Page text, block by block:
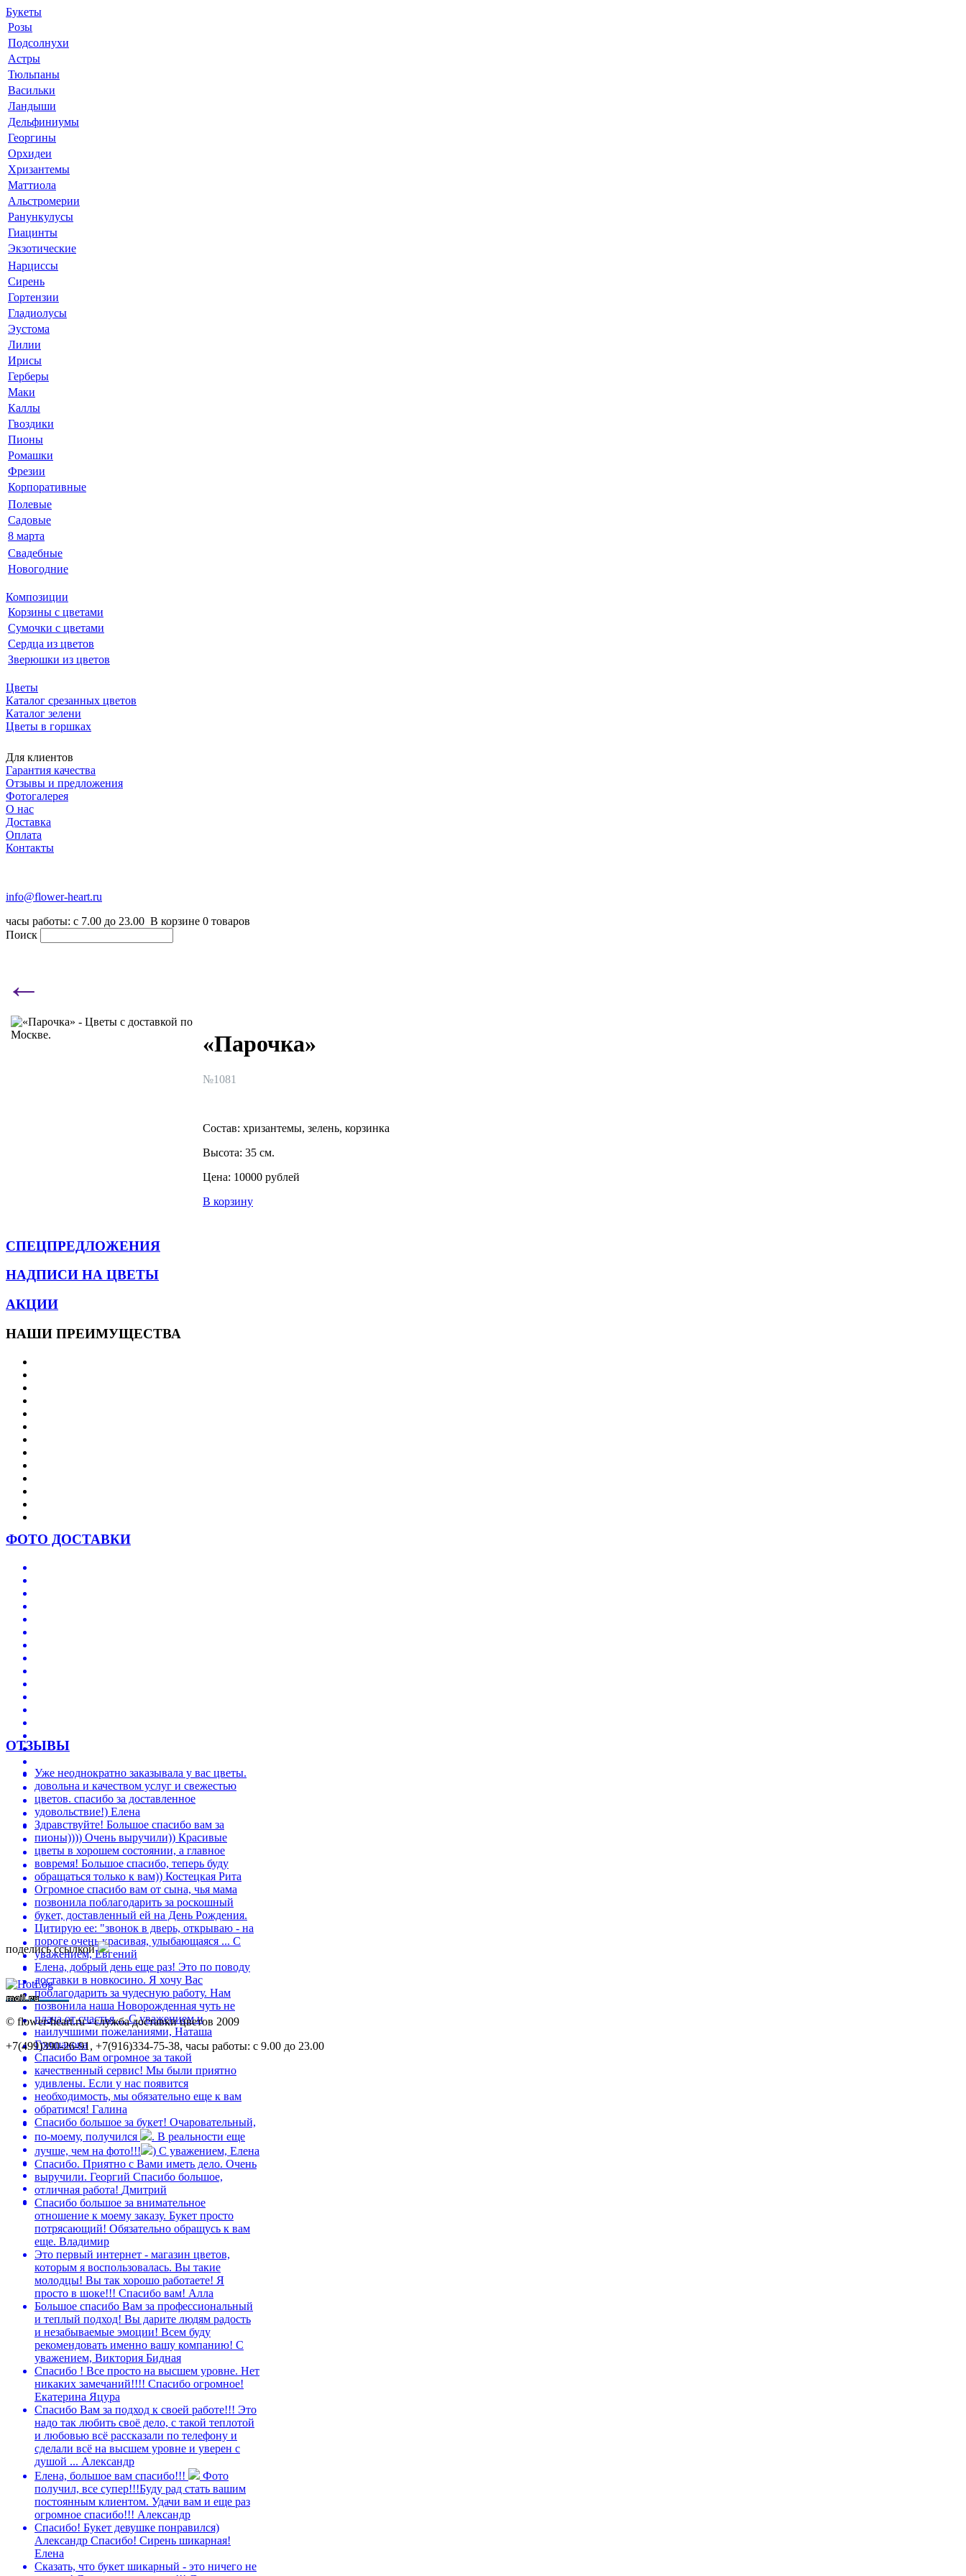
Букеты
Розы
Подсолнухи
Астры
Тюльпаны
Васильки
Ландыши
Дельфиниумы
Георгины
Орхидеи
Хризантемы
Маттиола
Альстромерии
Ранункулусы
Гиацинты
Экзотические
Нарциссы
Сирень
Гортензии
Гладиолусы
Эустома
Лилии
Ирисы
Герберы
Маки
Каллы
Гвоздики
Пионы
Ромашки
Фрезии
Корпоративные
Полевые
Садовые
8 марта
Свадебные
Новогодние
Композиции
Корзины с цветами
Сумочки с цветами
Сердца из цветов
Зверюшки из цветов
Цветы
Каталог срезанных цветов
Каталог зелени
Цветы в горшках
Для клиентов
Гарантия качества
Отзывы и предложения
Фотогалерея
О нас
Доставка
Оплата
Контакты
info@flower-heart.ru
часы работы: с 7.00 до 23.00 В корзине 0 товаров
Поиск
←
«Парочка»
№1081
Состав: хризантемы, зелень, корзинка
Высота: 35 см.
Цена: 10000 рублей
В корзину
СПЕЦПРЕДЛОЖЕНИЯ
НАДПИСИ НА ЦВЕТЫ
АКЦИИ
НАШИ ПРЕИМУЩЕСТВА
ФОТО ДОСТАВКИ
ОТЗЫВЫ
Уже неоднократно заказывала у вас цветы.
довольна и качеством услуг и свежестью
цветов. спасибо за доставленное
удовольствие!) Елена
Здравствуйте! Большое спасибо вам за
пионы)))) Очень выручили)) Красивые
цветы в хорошем состоянии, а главное
вовремя! Большое спасибо, теперь буду
обращаться только к вам)) Костецкая Рита
Огромное спасибо вам от сына, чья мама
позвонила поблагодарить за роскошный
букет, доставленный ей на День Рождения.
Цитирую ее: "звонок в дверь, открываю - на
пороге очень красивая, улыбающаяся ... С
уважением, Евгений
Елена, добрый день еще раз! Это по поводу
доставки в новкосино. Я хочу Вас
поблагодарить за чудесную работу. Нам
позвонила наша Новорожденная чуть не
плача от счастья ... С уважением и
наилучшими пожеланиями, Наташа
Гришакова
Спасибо Вам огромное за такой
качественный сервис! Мы были приятно
удивлены. Если у нас появится
необходимость, мы обязательно еще к вам
обратимся! Галина
Спасибо большое за букет! Очаровательный,
по-моему, получился
. В реальности еще
лучше, чем на фото!!!
) С уважением, Елена
Спасибо. Приятно с Вами иметь дело. Очень
выручили. Георгий Спасибо большое,
отличная работа! Дмитрий
Спасибо большое за внимательное
отношение к моему заказу. Букет просто
потрясающий! Обязательно обращусь к вам
еще. Владимир
Это первый интернет - магазин цветов,
которым я воспользовалась. Вы такие
молодцы! Вы так хорошо работаете! Я
просто в шоке!!! Спасибо вам! Алла
Большое спасибо Вам за профессиональный
и теплый подход! Вы дарите людям радость
и незабываемые эмоции! Всем буду
рекомендовать именно вашу компанию! С
уважением, Виктория Бидная
Спасибо ! Все просто на высшем уровне. Нет
никаких замечаний!!!! Спасибо огромное!
Екатерина Яцура
Спасибо Вам за подход к своей работе!!! Это
надо так любить своё дело, с такой теплотой
и любовью всё рассказали по телефону и
сделали всё на высшем уровне и уверен с
душой ... Александр
Елена, большое вам спасибо!!!
Фото
получил, все супер!!!Буду рад стать вашим
постоянным клиентом. Удачи вам и еще раз
огромное спасибо!!! Александр
Спасибо! Букет девушке понравился)
Александр Спасибо! Сирень шикарная!
Елена
Сказать, что букет шикарный - это ничего не
поделись ссылкой
© flower-heart.ru - служба доставки цветов 2009
+7(499)390-26-91, +7(916)334-75-38, часы работы: с 9.00 до 23.00